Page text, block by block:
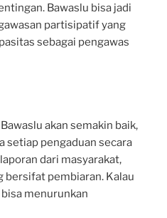
Bawaslu bisa jadi
partisipatif yang
sebagai pengawas
akan semakin baik,
setiap pengaduan secara
dari masyarakat,
bersifat pembiaran. Kalau
menurunkan